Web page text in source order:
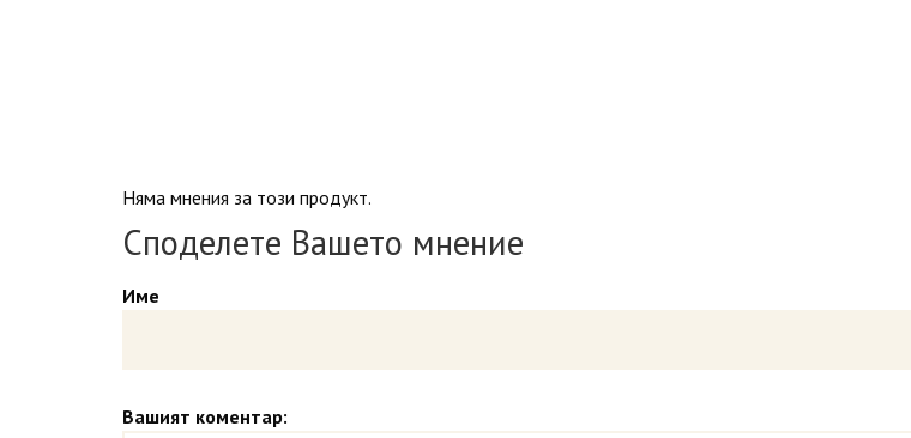
Няма мнения за този продукт.
Споделете Вашето мнение
Име
Вашият коментар: